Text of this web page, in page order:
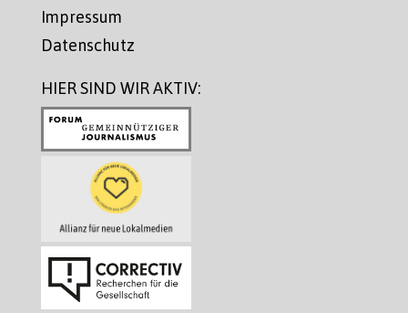
Impressum
Datenschutz
HIER SIND WIR AKTIV: